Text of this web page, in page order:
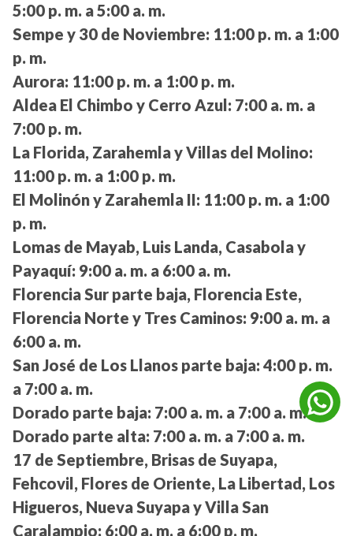
5:00 p. m. a 5:00 a. m.
Sempe y 30 de Noviembre: 11:00 p. m. a 1:00
p. m.
Aurora: 11:00 p. m. a 1:00 p. m.
Aldea El Chimbo y Cerro Azul: 7:00 a. m. a
7:00 p. m.
La Florida, Zarahemla y Villas del Molino:
11:00 p. m. a 1:00 p. m.
El Molinón y Zarahemla II: 11:00 p. m. a 1:00
p. m.
Lomas de Mayab, Luis Landa, Casabola y
Payaquí: 9:00 a. m. a 6:00 a. m.
Florencia Sur parte baja, Florencia Este,
Florencia Norte y Tres Caminos: 9:00 a. m. a
6:00 a. m.
San José de Los Llanos parte baja: 4:00 p. m.
a 7:00 a. m.
Dorado parte baja: 7:00 a. m. a 7:00 a. m.
Dorado parte alta: 7:00 a. m. a 7:00 a. m.
17 de Septiembre, Brisas de Suyapa,
Fehcovil, Flores de Oriente, La Libertad, Los
Higueros, Nueva Suyapa y Villa San
Caralampio: 6:00 a. m. a 6:00 p. m.